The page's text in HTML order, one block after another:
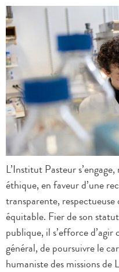
L’Institut Pasteur
éthique, en faveur d’une
transparente,
équitable. Fier de son
publique, il s’efforce
général, de poursuivre le
humaniste des missions de